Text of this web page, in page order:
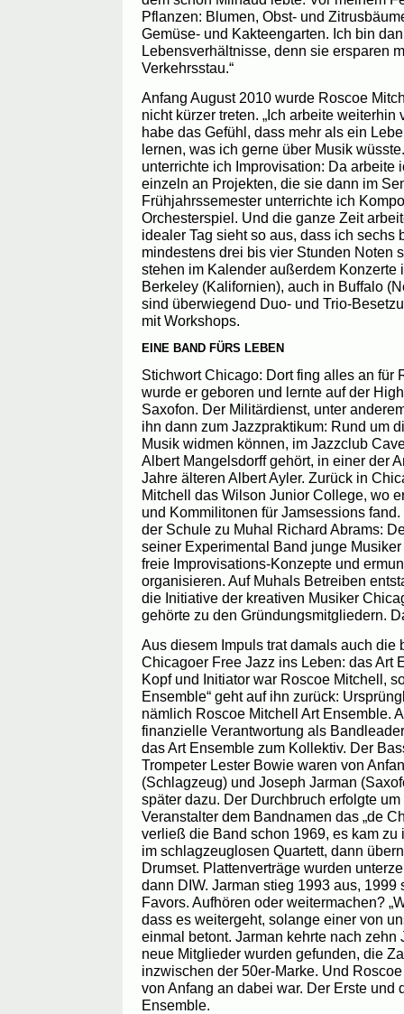
Pflanzen: Blumen, Obst- und
Gemüse- und Kakteengarten. Ich bin
Lebensverhältnisse, denn sie ersparen
Verkehrsstau.“
Anfang August 2010 wurde Roscoe
nicht kürzer treten. „Ich arbeite
habe das Gefühl, dass mehr als ein
lernen, was ich gerne über Musik
unterrichte ich Improvisation: Da arbeite
einzeln an Projekten, die sie dann im
Frühjahrssemester unterrichte ich
Orchesterspiel. Und die ganze Zeit
idealer Tag sieht so aus, dass ich sechs
mindestens drei bis vier Stunden Noten
stehen im Kalender außerdem Konzerte
Berkeley (Kalifornien), auch in Buffalo
sind überwiegend Duo- und Trio-
mit Workshops.
EINE BAND FÜRS LEBEN
Stichwort Chicago: Dort fing alles an für
wurde er geboren und lernte auf der
Saxofon. Der Militärdienst, unter
ihn dann zum Jazzpraktikum: Rund um
Musik widmen können, im Jazzclub
Albert Mangelsdorff gehört, in einer der
Jahre älteren Albert Ayler. Zurück in
Mitchell das Wilson Junior College, wo
und Kommilitonen für Jamsessions
der Schule zu Muhal Richard Abrams:
seiner Experimental Band junge
freie Improvisations-Konzepte und
organisieren. Auf Muhals Betreiben
die Initiative der kreativen Musiker
gehörte zu den Gründungsmitgliedern.
Aus diesem Impuls trat damals auch die
Chicagoer Free Jazz ins Leben: das Art
Kopf und Initiator war Roscoe Mitchell,
Ensemble“ geht auf ihn zurück:
nämlich Roscoe Mitchell Art Ensemble.
finanzielle Verantwortung als
das Art Ensemble zum Kollektiv. Der
Trompeter Lester Bowie waren von
(Schlagzeug) und Joseph Jarman
später dazu. Der Durchbruch erfolgte
Veranstalter dem Bandnamen das „de
verließ die Band schon 1969, es kam zu
im schlagzeuglosen Quartett, dann
Drumset. Plattenverträge wurden
dann DIW. Jarman stieg 1993 aus, 1999
Favors. Aufhören oder weitermachen?
dass es weitergeht, solange einer von
einmal betont. Jarman kehrte nach zehn
neue Mitglieder wurden gefunden, die
inzwischen der 50er-Marke. Und
von Anfang an dabei war. Der Erste und
Ensemble.